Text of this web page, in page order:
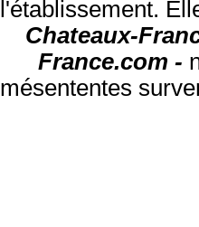
l'établissement.
Chateaux-
France.com -
mésententes